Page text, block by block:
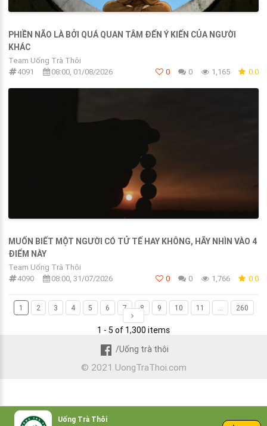
PHIỀN NÃO LÀ BỞI QUÁ QUAN TÂM ĐẾN Ý KIẾN CỦA NGƯỜI
KHÁC
Team Uống Trà Thôi
4091
08:00, 01/08/2026 0 0 1,165 0.0
MUỐN BIẾT MỘT NGƯỜI CÓ TỬ TẾ HAY KHÔNG, HÃY NHÌN VÀO 4
ĐIỂM NÀY
Team Uống Trà Thôi
4090
08:00, 31/07/2026 0 0 1,766 0.0
1 2 3 4 5 6 7 8 9 10 11 260
1 - 5 of 1,300 items
/Uống trà thôi
© 2021 UongTraThoi.com
Uống Trà Thôi